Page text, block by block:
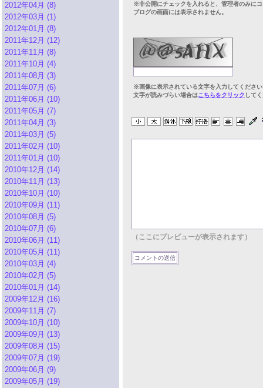
2012年04月 (8)
2012年03月 (1)
2012年01月 (8)
2011年12月 (12)
2011年11月 (8)
2011年10月 (4)
2011年08月 (3)
2011年07月 (6)
2011年06月 (10)
2011年05月 (7)
2011年04月 (3)
2011年03月 (5)
2011年02月 (10)
2011年01月 (10)
2010年12月 (14)
2010年11月 (13)
2010年10月 (10)
2010年09月 (11)
2010年08月 (5)
2010年07月 (6)
2010年06月 (11)
2010年05月 (11)
2010年03月 (4)
2010年02月 (5)
2010年01月 (14)
2009年12月 (16)
2009年11月 (7)
2009年10月 (10)
2009年09月 (13)
2009年08月 (15)
2009年07月 (19)
2009年06月 (9)
2009年05月 (19)
※非公開にチェックを入れると、管理者のみに
ブログの画面には表示されません。
※画像に表示されている文字を入力してくださ
文字が読みづらい場合はこちらをクリック して
（ここにプレビューが表示されます）